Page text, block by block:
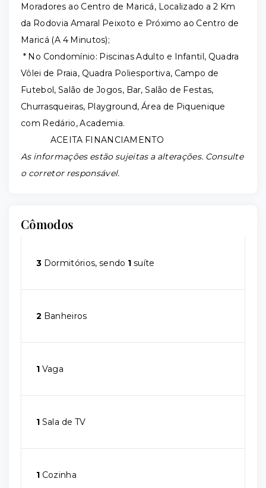
Moradores ao Centro de Maricá, Localizado a 2 Km
da Rodovia Amaral Peixoto e Próximo ao Centro de
Maricá (A 4 Minutos);
* No Condomínio: Piscinas Adulto e Infantil, Quadra
Vôlei de Praia, Quadra Poliesportiva, Campo de
Futebol, Salão de Jogos, Bar, Salão de Festas,
Churrasqueiras, Playground, Área de Piquenique
com Redário, Academia.
ACEITA FINANCIAMENTO
As informações estão sujeitas a alterações. Consulte
o corretor responsável.
Cômodos
3 Dormitórios, sendo 1 suíte
2 Banheiros
1 Vaga
1 Sala de TV
1 Cozinha